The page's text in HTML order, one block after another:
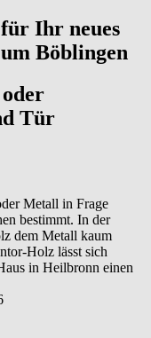
Ihr neues
Böblingen
Tür
Metall in Frage
bestimmt. In der
dem Metall kaum
Holz lässt sich
in Heilbronn einen